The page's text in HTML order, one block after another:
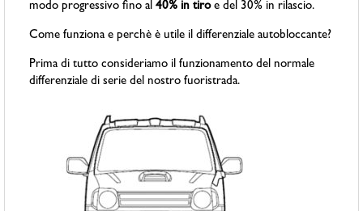
modo progressivo fino al40% in tiroe del 30% in rilascio.
Come funziona e perchè è utile il differenziale autobloccante?
Prima di tutto consideriamo il funzionamento del normale
differenziale di serie del nostro fuoristrada.